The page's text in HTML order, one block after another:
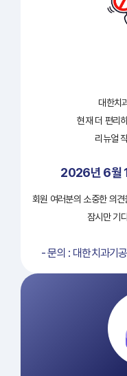
대한치
현재 더 편리
리뉴얼
2026년 6월
회원 여러분의 소중한 의
잠시만 기
- 문의 : 대한치과기